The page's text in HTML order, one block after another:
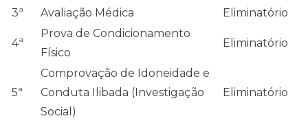
3ª
Avaliação Médica Eliminatório
4ª
Prova de Condicionamento
Físico
Eliminatório
5ª
Comprovação de Idoneidade e
Conduta Ilibada (Investigação
Social)
Eliminatório